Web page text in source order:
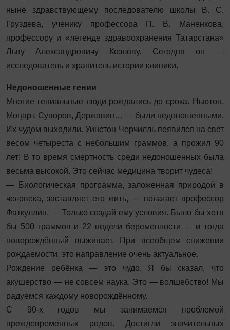
ныне здравствующему последователю школы В. С.
Груздева, ученику профессора П. В. Маненкова,
профессору и «легенде здравоохранения Татарстана»
Льву Александровичу Козлову. Сегодня он —
исследователь и хранитель истории клиники.
Недоношенные гении
Многие гениальные люди рождались до срока. Ньютон,
Моцарт, Суворов, Державин… — были недоношенными.
Их чудом выходили. Уинстон Черчилль появился на свет
весом четыреста с небольшим граммов, а прожил 90
лет! В то время смертность среди недоношенных была
весьма высокой. Это сейчас медицина творит чудеса!
— Биологическая программа, заложенная природой в
человека, заставляет его жить, — полагает профессор
Фаткуллин. — Только создай ему условия. Было бы хотя
бы 500 граммов и 22 недели беременности — и тогда
новорождённый выживает. При всеобщем снижении
рождаемости, это направление очень актуальное.
Рождение ребёнка — это чудо. Я бы сказал, что
акушерство — не совсем наука. Это — волшебство! Мы
радуемся каждому новорождённому.
С 90-х годов мы занимаемся проблемой
преждевременных родов. Достигли значительных